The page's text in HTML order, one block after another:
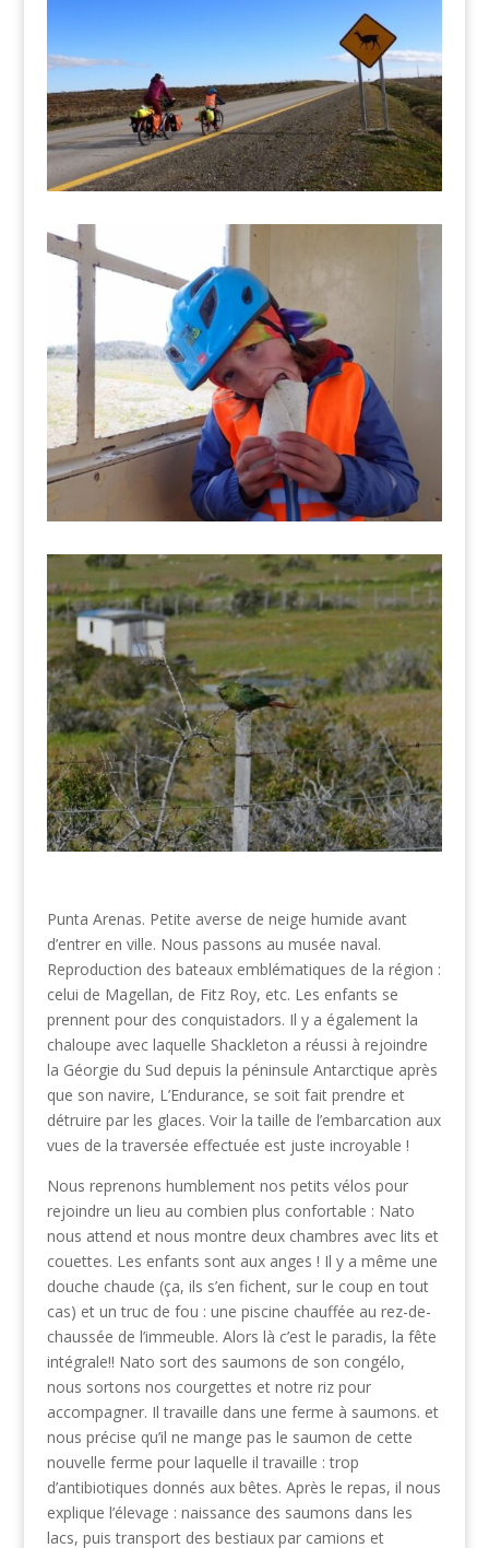
Punta Arenas. Petite averse de neige humide avant
d’entrer en ville. Nous passons au musée naval.
Reproduction des bateaux emblématiques de la région :
celui de Magellan, de Fitz Roy, etc. Les enfants se
prennent pour des conquistadors. Il y a également la
chaloupe avec laquelle Shackleton a réussi à rejoindre
la Géorgie du Sud depuis la péninsule Antarctique après
que son navire, L’Endurance, se soit fait prendre et
détruire par les glaces. Voir la taille de l’embarcation aux
vues de la traversée effectuée est juste incroyable !
Nous reprenons humblement nos petits vélos pour
rejoindre un lieu au combien plus confortable : Nato
nous attend et nous montre deux chambres avec lits et
couettes. Les enfants sont aux anges ! Il y a même une
douche chaude (ça, ils s’en fichent, sur le coup en tout
cas) et un truc de fou : une piscine chauffée au rez-de-
chaussée de l’immeuble. Alors là c’est le paradis, la fête
intégrale!! Nato sort des saumons de son congélo,
nous sortons nos courgettes et notre riz pour
accompagner. Il travaille dans une ferme à saumons. et
nous précise qu’il ne mange pas le saumon de cette
nouvelle ferme pour laquelle il travaille : trop
d’antibiotiques donnés aux bêtes. Après le repas, il nous
explique l’élevage : naissance des saumons dans les
lacs, puis transport des bestiaux par camions et